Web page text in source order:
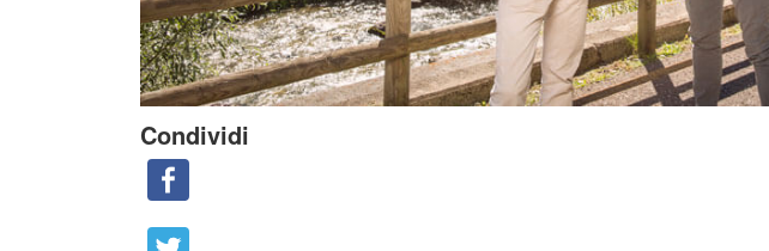
Condividi